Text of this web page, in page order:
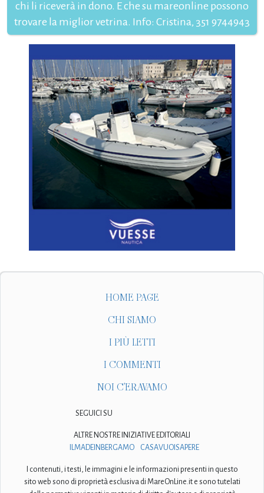
chi li riceverà in dono. E che su mareonline possono
trovare la miglior vetrina. Info: Cristina, 351 9744943
HOME PAGE
CHI SIAMO
I PIÙ LETTI
I COMMENTI
NOI C'ERAVAMO
SEGUICI SU
ALTRE NOSTRE INIZIATIVE EDITORIALI
ILMADEINBERGAMO
CASAVUOISAPERE
I contenuti, i testi, le immagini e le informazioni presenti in questo
sito web sono di proprietà esclusiva di MareOnLine.it e sono tutelati